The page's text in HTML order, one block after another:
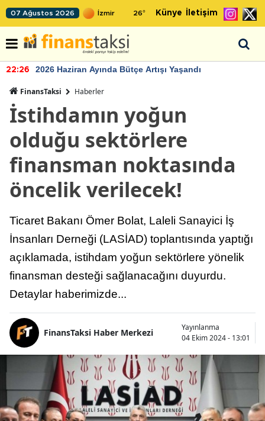
07 Ağustos 2026 26° Künye İletişim
22:26 2026 Haziran Ayında Bütçe Artışı Yaşandı
FinansTaksi Haberler
İstihdamın yoğun
olduğu sektörlere
finansman noktasında
öncelik verilecek!
Ticaret Bakanı Ömer Bolat, Laleli Sanayici İş
İnsanları Derneği (LASİAD) toplantısında yaptığı
açıklamada, istihdam yoğun sektörlere yönelik
finansman desteği sağlanacağını duyurdu.
Detaylar haberimizde...
FinansTaksi Haber Merkezi
Yayınlanma
04 Ekim 2024 - 13:01